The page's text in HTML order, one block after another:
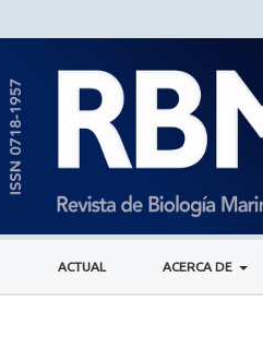
ACTUAL ACERCA DE